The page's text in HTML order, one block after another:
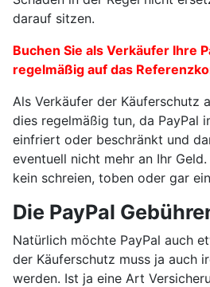
darauf sitzen.
Buchen Sie als Verkäufer Ihre
regelmäßig auf das
Als Verkäufer der Käuferschutz
dies regelmäßig tun, da PayPal
einfriert oder beschränkt und
eventuell nicht mehr an Ihr
kein schreien, toben oder gar
Die PayPal
Natürlich möchte PayPal auch
der Käuferschutz muss ja auch
werden. Ist ja eine Art